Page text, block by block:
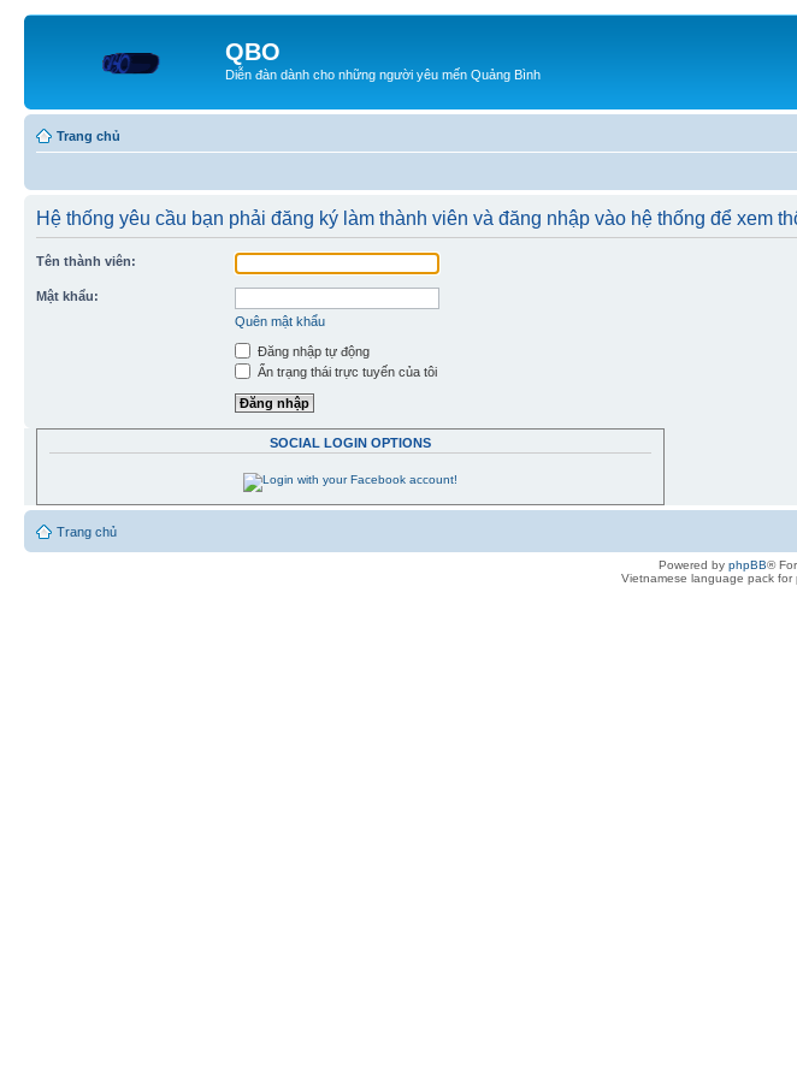
QBO
Diễn đàn dành cho những người yêu mến Quảng Bình
Trang chủ
Hệ thống yêu cầu bạn phải đăng ký làm thành viên và đăng nhập vào hệ thống để xem
Tên thành viên:
Mật khẩu:
Quên mật khẩu
Đăng nhập tự động
Ẩn trạng thái trực tuyến của tôi
SOCIAL LOGIN OPTIONS
Trang chủ
Powered by phpBB®
Vietnamese language pack for